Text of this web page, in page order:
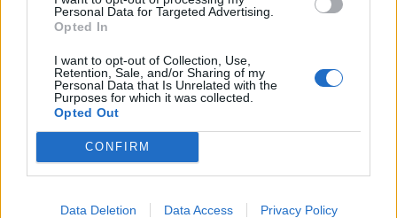
Personal Data for Targeted Advertising.
Opted In
I want to opt-out of Collection, Use,
Retention, Sale, and/or Sharing of my
Personal Data that Is Unrelated with the
Purposes for which it was collected.
Opted Out
CONFIRM
Data Deletion Data Access Privacy Policy
Εμβόλιο κατά του κορονοϊού: 26
ερωτήσεις και απαντήσεις από τον
ΕΟΔΥ
Είκοσι έξι ερωτήσεις και απαντήσεις από τον
ΕΟΔΥ σχετικά με τον εμβολιασμό για τον
κορονοϊό SARS-CoV-2 που ξεκινά σήμερα. 1....